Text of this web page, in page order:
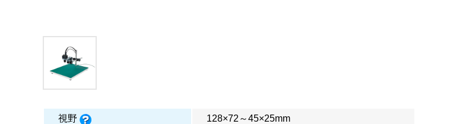
視野 128×72～45×25mm